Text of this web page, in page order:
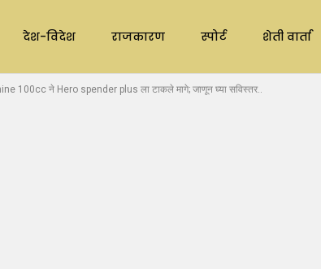
देश-विदेश राजकारण स्पोर्ट शेती वार्ता
100cc ने Hero spender plus ला टाकले मागे; जाणून घ्या सविस्तर..